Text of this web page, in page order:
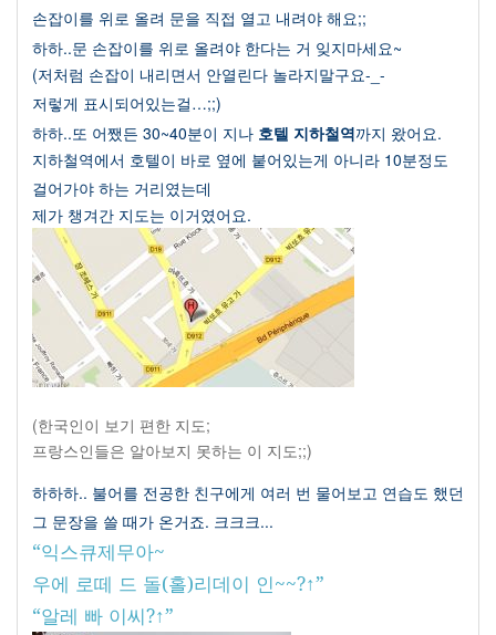
손잡이를 위로 올려 문을 직접 열고 내려야 해요;;
하하..문 손잡이를 위로 올려야 한다는 거 잊지마세요~
(저처럼 손잡이 내리면서 안열린다 놀라지말구요-_-
저렇게 표시되어있는걸…;;)
하하..또 어쨌든 30~40분이 지나 호텔 지하철역까지 왔어요.
지하철역에서 호텔이 바로 옆에 붙어있는게 아니라 10분정도
걸어가야 하는 거리였는데
제가 챙겨간 지도는 이거였어요.
(한국인이 보기 편한 지도;
프랑스인들은 알아보지 못하는 이 지도;;)
하하하.. 불어를 전공한 친구에게 여러 번 물어보고 연습도 했던
그 문장을 쓸 때가 온거죠. 크크크...
“익스큐제무아~
우에 로떼 드 돌(홀)리데이 인~~?↑”
“알레 빠 이씨?↑”